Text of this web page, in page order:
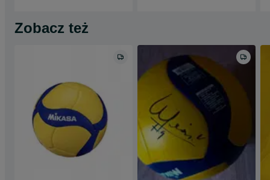
Zobacz też